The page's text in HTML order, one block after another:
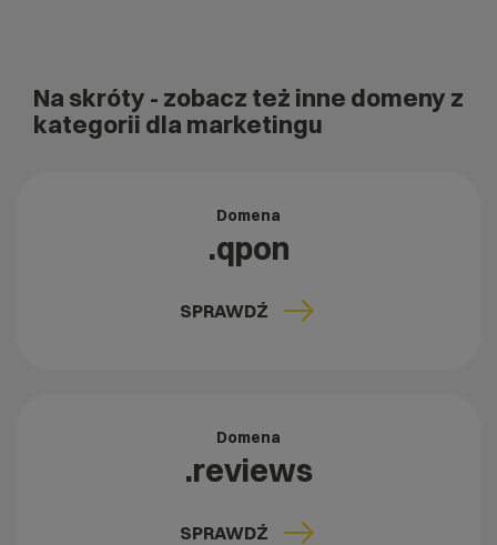
Na skróty - zobacz też inne domeny z
kategorii dla marketingu
Domena
.qpon
SPRAWDŹ
Domena
.reviews
SPRAWDŹ